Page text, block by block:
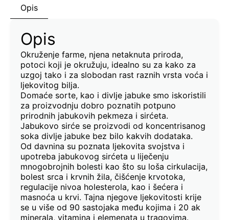
Opis
Opis
Okruženje farme, njena netaknuta priroda,
potoci koji je okružuju, idealno su za kako za
uzgoj tako i za slobodan rast raznih vrsta voća i
ljekovitog bilja.
Domaće sorte, kao i divlje jabuke smo iskoristili
za proizvodnju dobro poznatih potpuno
prirodnih jabukovih pekmeza i sirćeta.
Jabukovo sirće se proizvodi od koncentrisanog
soka divlje jabuke bez bilo kakvih dodataka.
Od davnina su poznata ljekovita svojstva i
upotreba jabukovog sirćeta u liječenju
mnogobrojnih bolesti kao što su loša cirkulacija,
bolest srca i krvnih žila, čišćenje krvotoka,
regulacije nivoa holesterola, kao i šećera i
masnoća u krvi. Tajna njegove ljekovitosti krije
se u više od 90 sastojaka među kojima i 20 ak
minerala, vitamina i elemenata u tragovima.